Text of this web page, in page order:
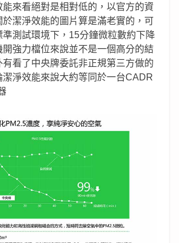
能來看絕對是相對低的，以官方的資
潔淨效能的圖片算是滿老實的，可
測試環境下，15分鐘微粒數約下降
強力檔位來說並不是一個高分的結
有看了中央牌委託非正規第三方做的
潔淨效能來說大約等同於一台CADR